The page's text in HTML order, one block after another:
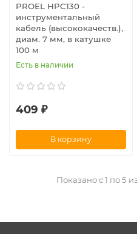
PROEL HPC130 -
инструментальный
кабель (высококачеств.),
диам. 7 мм, в катушке
100 м
Есть в наличии
409 ₽
В корзину
Показано с 1 по 5